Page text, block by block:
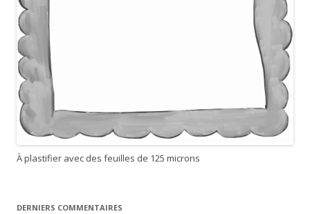
e
r
À plastifier avec des feuilles de 125 microns
DERNIERS COMMENTAIRES